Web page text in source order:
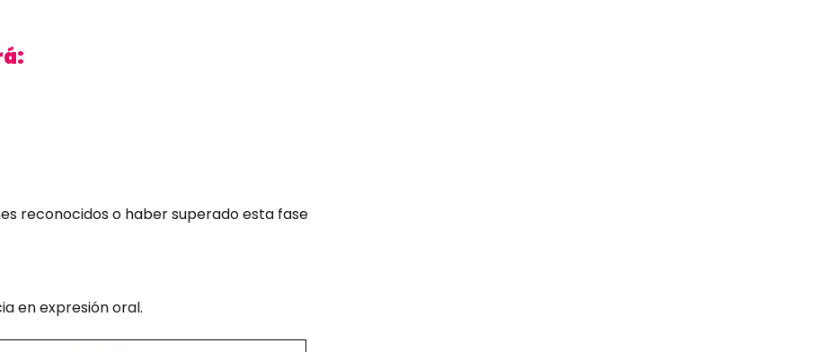
reconocidos o haber superado esta fase
en expresión oral.